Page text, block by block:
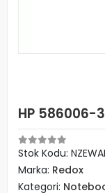
HP 586006-
Stok Kodu:
Marka: Redox
Kategori: